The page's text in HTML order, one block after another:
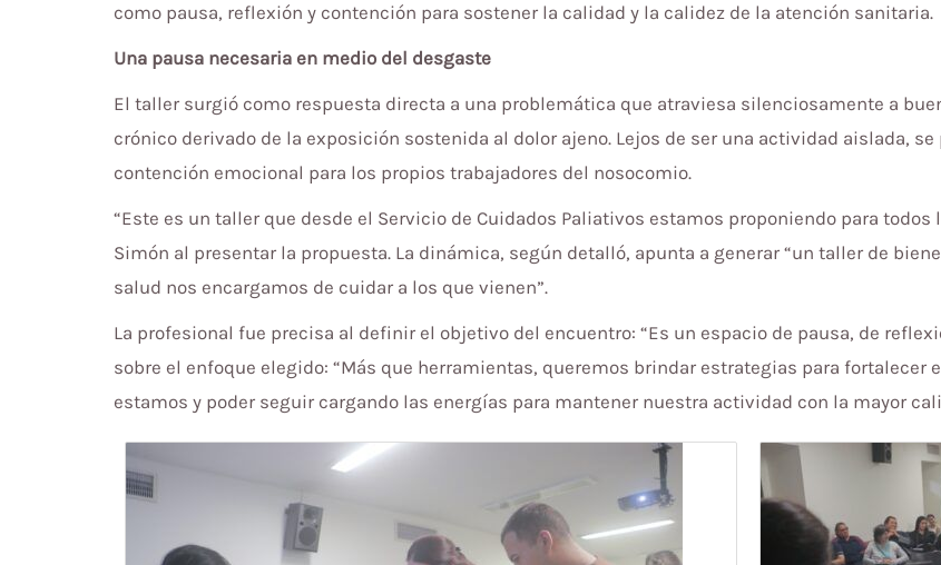
como pausa, reflexión y contención para sostener la calidad y la calidez de la atención sanitaria.
Una pausa necesaria en medio del desgaste
El taller surgió como respuesta directa a una problemática que atraviesa silenciosamente a
crónico derivado de la exposición sostenida al dolor ajeno. Lejos de ser una actividad aislada,
contención emocional para los propios trabajadores del nosocomio.
“Este es un taller que desde el Servicio de Cuidados Paliativos estamos proponiendo para
Simón al presentar la propuesta. La dinámica, según detalló, apunta a generar “un taller de
salud nos encargamos de cuidar a los que vienen”.
La profesional fue precisa al definir el objetivo del encuentro: “Es un espacio de pausa, de
sobre el enfoque elegido: “Más que herramientas, queremos brindar estrategias para fortalecer
estamos y poder seguir cargando las energías para mantener nuestra actividad con la mayor